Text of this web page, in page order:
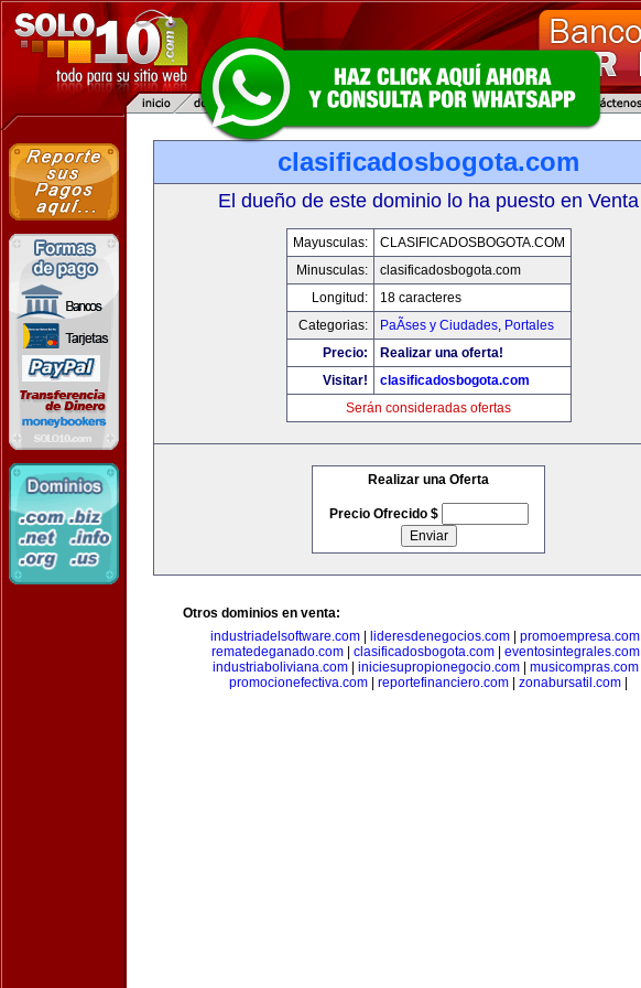
clasificadosbogota.com
El dueño de este dominio lo ha puesto en Venta
Mayusculas:
CLASIFICADOSBOGOTA.COM
Minusculas:
clasificadosbogota.com
Longitud:
18 caracteres
Categorias:
PaÃ­ses y Ciudades, Portales
Precio:
Realizar una oferta!
Visitar!
clasificadosbogota.com
Serán consideradas ofertas
Realizar una Oferta
Precio Ofrecido $
Otros dominios en venta:
industriadelsoftware.com
lideresdenegocios.com promoempresa.com
rematedeganado.com| clasificadosbogota.com| eventosintegrales.com|
industriaboliviana.com| iniciesupropionegocio.com| musicompras.com|
promocionefectiva.com
reportefinanciero.com zonabursatil.com